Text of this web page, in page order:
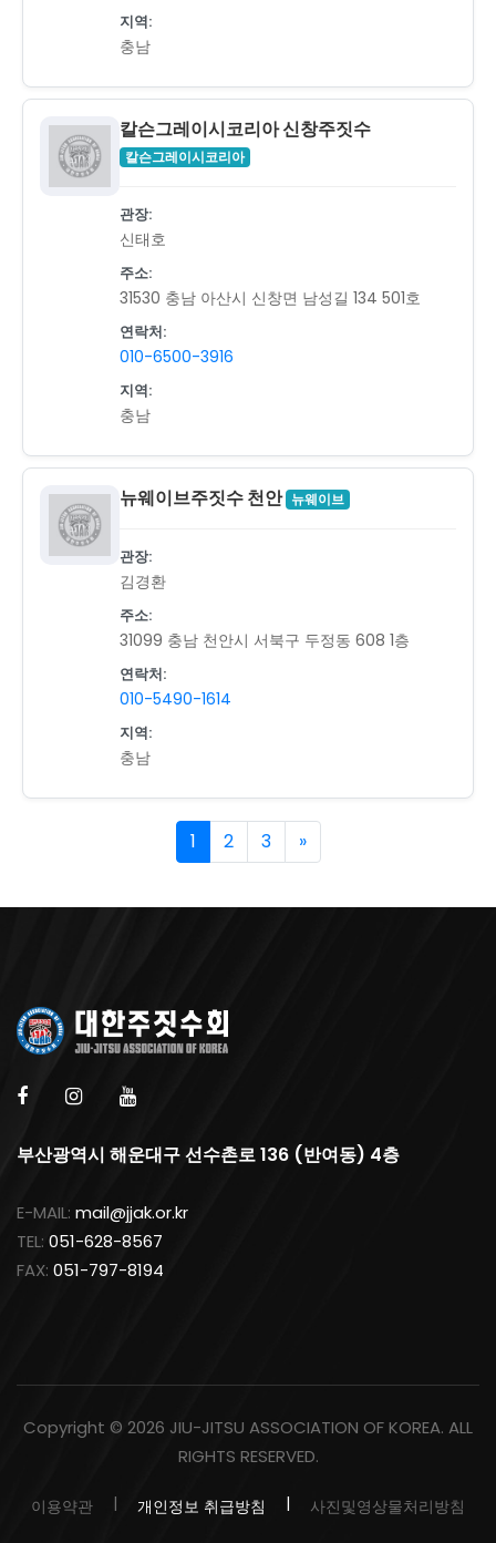
지역:
충남
칼슨그레이시코리아 신창주짓수
칼슨그레이시코리아
관장:
신태호
주소:
31530 충남 아산시 신창면 남성길 134 501호
연락처:
010-6500-3916
지역:
충남
뉴웨이브주짓수 천안 뉴웨이브
관장:
김경환
주소:
31099 충남 천안시 서북구 두정동 608 1층
연락처:
010-5490-1614
지역:
충남
1 2 3 »
부산광역시 해운대구 선수촌로 136 (반여동) 4층
E-MAIL: mail@jjak.or.kr
TEL: 051-628-8567
FAX: 051-797-8194
Copyright © 2026 JIU-JITSU ASSOCIATION OF KOREA. ALL
RIGHTS RESERVED.
이용약관 개인정보 취급방침 사진및영상물처리방침